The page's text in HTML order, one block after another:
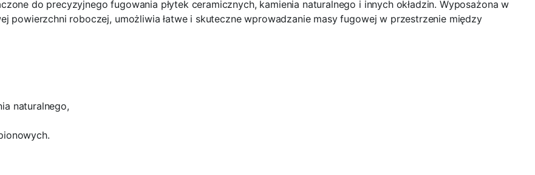
do precyzyjnego fugowania płytek ceramicznych, kamienia naturalnego i innych okładzin. Wyposażona w
powierzchni roboczej, umożliwia łatwe i skuteczne wprowadzanie masy fugowej w przestrzenie między
naturalnego,